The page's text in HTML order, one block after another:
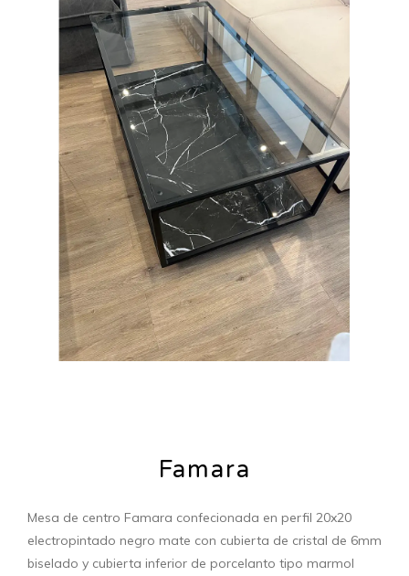
Famara
Mesa de centro Famara confecionada en perfil 20x20
electropintado negro mate con cubierta de cristal de 6mm
biselado y cubierta inferior de porcelanto tipo marmol